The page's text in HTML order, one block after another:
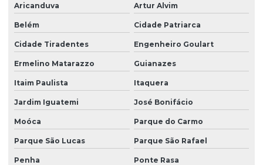
Aricanduva Artur Alvim
Belém Cidade Patriarca
Cidade Tiradentes Engenheiro Goulart
Ermelino Matarazzo Guianazes
Itaim Paulista Itaquera
Jardim Iguatemi José Bonifácio
Moóca Parque do Carmo
Parque São Lucas Parque São Rafael
Penha Ponte Rasa